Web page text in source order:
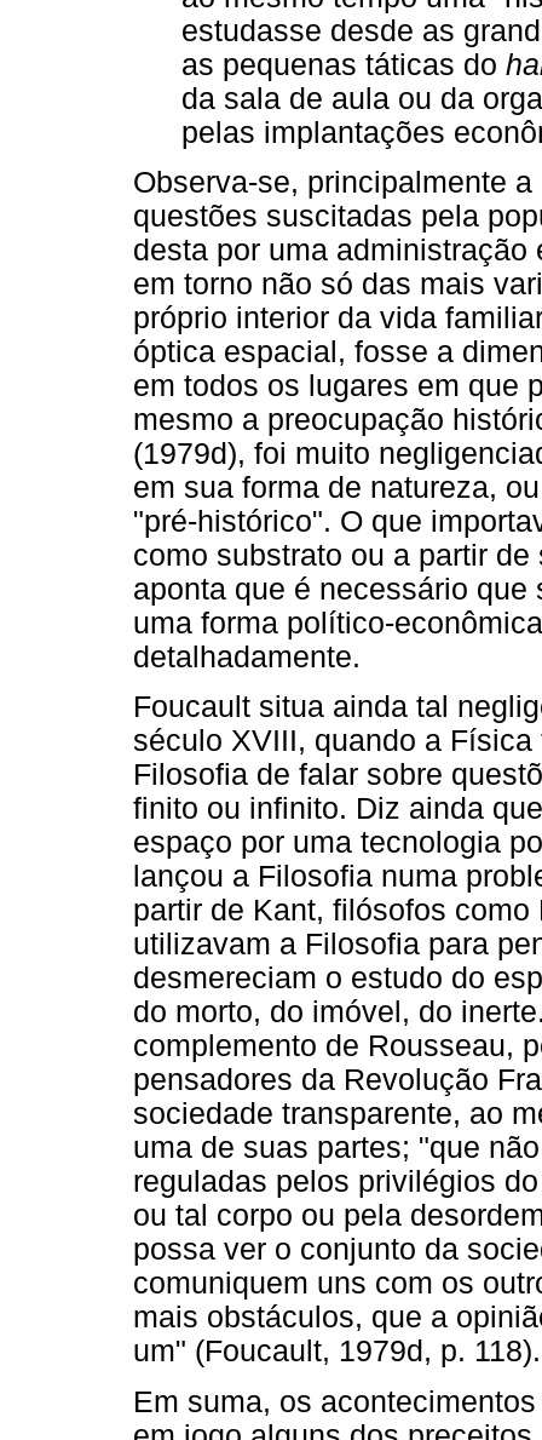
estudasse desde as
as pequenas táticas do
da sala de aula ou da
pelas implantações
Observa-se, principalmente
questões suscitadas pela
desta por uma
em torno não só das mais
próprio interior da vida
óptica espacial, fosse a
em todos os lugares em que
mesmo a preocupação
(1979d), foi muito
em sua forma de natureza,
"pré-histórico". O que
como substrato ou a partir
aponta que é necessário
uma forma político-
detalhadamente.
Foucault situa ainda tal
século XVIII, quando a
Filosofia de falar sobre
finito ou infinito. Diz ainda
espaço por uma tecnologia
lançou a Filosofia numa
partir de Kant, filósofos
utilizavam a Filosofia para
desmereciam o estudo do
do morto, do imóvel, do
complemento de Rousseau,
pensadores da Revolução
sociedade transparente, ao
uma de suas partes; "que
reguladas pelos privilégios
ou tal corpo ou pela
possa ver o conjunto da
comuniquem uns com os
mais obstáculos, que a
um" (Foucault, 1979d, p. 118).
Em suma, os